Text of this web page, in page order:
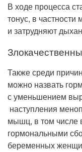
В ходе процесса
тонус, в частности
и затрудняют
Также среди
можно назвать
с уменьшением
наступления
мышц, в том числе
гормональными
беременных